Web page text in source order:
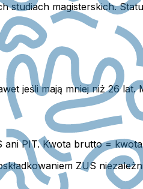
studiach magisterskich.
jeśli mają mniej niż 26 lat.
ani PIT. Kwota brutto =
ZUS